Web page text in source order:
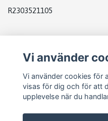
R2303521105
Vi använder
Vi använder cookies för
visas för dig och för att
upplevelse när du